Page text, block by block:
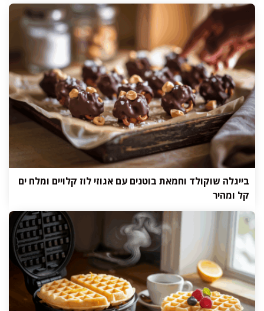
בייגלה שוקולד וחמאת בוטנים עם אגוזי לוז קלויים ומלח ים
קל ומהיר